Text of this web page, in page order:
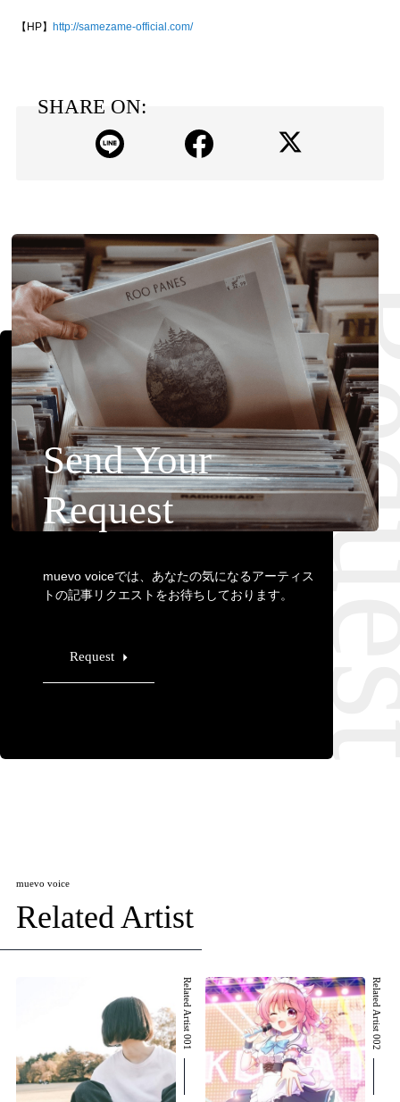
【HP】 http://samezame-official.com/
SHARE ON:
Send Your
Request
muevo voiceでは、あなたの気になるアーティス
トの記事リクエストをお待ちしております。
Request
muevo voice
Related Artist
Related Artist 001 Related Artist 002